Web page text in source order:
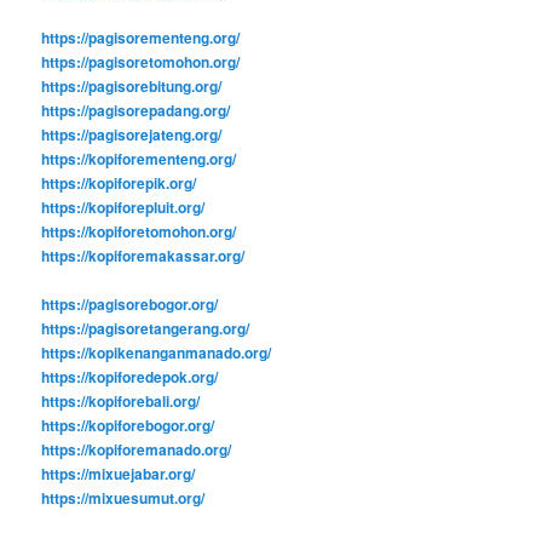
https://pagisorementeng.org/
https://pagisoretomohon.org/
https://pagisorebitung.org/
https://pagisorepadang.org/
https://pagisorejateng.org/
https://kopiforementeng.org/
https://kopiforepik.org/
https://kopiforepluit.org/
https://kopiforetomohon.org/
https://kopiforemakassar.org/
https://pagisorebogor.org/
https://pagisoretangerang.org/
https://kopikenanganmanado.org/
https://kopiforedepok.org/
https://kopiforebali.org/
https://kopiforebogor.org/
https://kopiforemanado.org/
https://mixuejabar.org/
https://mixuesumut.org/